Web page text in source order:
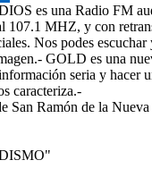
es una Radio FM
107.1 MHZ, y con
Nos podes
GOLD es una
seria y hacer
caracteriza.-
San Ramón de la